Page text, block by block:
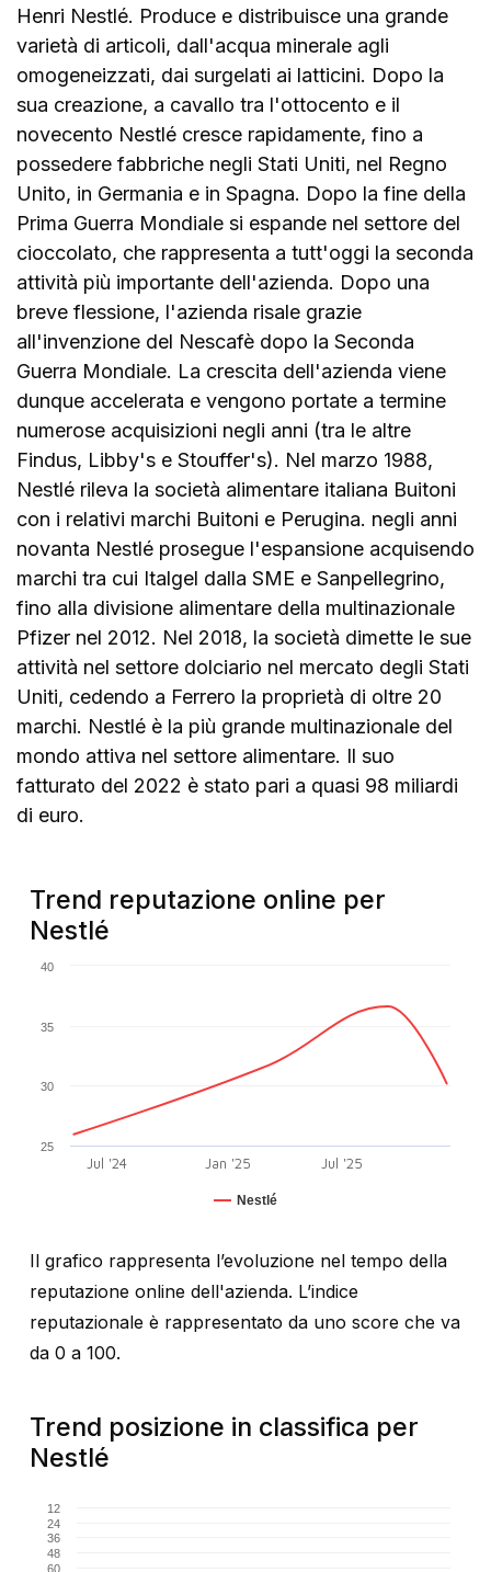
Henri Nestlé. Produce e distribuisce una grande
varietà di articoli, dall'acqua minerale agli
omogeneizzati, dai surgelati ai latticini. Dopo la
sua creazione, a cavallo tra l'ottocento e il
novecento Nestlé cresce rapidamente, fino a
possedere fabbriche negli Stati Uniti, nel Regno
Unito, in Germania e in Spagna. Dopo la fine della
Prima Guerra Mondiale si espande nel settore del
cioccolato, che rappresenta a tutt'oggi la seconda
attività più importante dell'azienda. Dopo una
breve flessione, l'azienda risale grazie
all'invenzione del Nescafè dopo la Seconda
Guerra Mondiale. La crescita dell'azienda viene
dunque accelerata e vengono portate a termine
numerose acquisizioni negli anni (tra le altre
Findus, Libby's e Stouffer's). Nel marzo 1988,
Nestlé rileva la società alimentare italiana Buitoni
con i relativi marchi Buitoni e Perugina. negli anni
novanta Nestlé prosegue l'espansione acquisendo
marchi tra cui Italgel dalla SME e Sanpellegrino,
fino alla divisione alimentare della multinazionale
Pfizer nel 2012. Nel 2018, la società dimette le sue
attività nel settore dolciario nel mercato degli Stati
Uniti, cedendo a Ferrero la proprietà di oltre 20
marchi. Nestlé è la più grande multinazionale del
mondo attiva nel settore alimentare. Il suo
fatturato del 2022 è stato pari a quasi 98 miliardi
di euro.
Trend reputazione online per
Nestlé
Nestlé
Jul '24 Jan '25 Jul '25
25
30
35
40
Il grafico rappresenta l’evoluzione nel tempo della
reputazione online dell'azienda. L’indice
reputazionale è rappresentato da uno score che va
da 0 a 100.
Trend posizione in classifica per
Nestlé
12
24
36
48
60